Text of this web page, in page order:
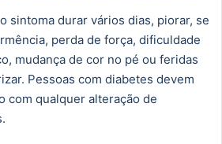
sintoma durar vários dias, piorar, se
perda de força, dificuldade
mudança de cor no pé ou feridas
Pessoas com diabetes devem
com qualquer alteração de